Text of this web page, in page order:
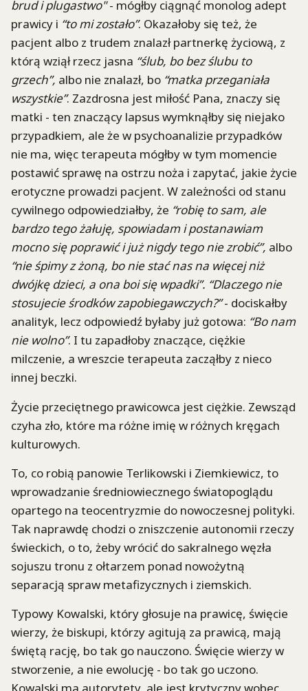
brud i plugastwo"- mógłby ciągnąć monolog adept
prawicy i “to mi zostało”. Okazałoby się też, że
pacjent albo z trudem znalazł partnerkę życiową, z
którą wziął rzecz jasna “ślub, bo bez ślubu to
grzech”, albo nie znalazł, bo “matka przeganiała
wszystkie”. Zazdrosna jest miłość Pana, znaczy się
matki - ten znaczący lapsus wymknąłby się niejako
przypadkiem, ale że w psychoanalizie przypadków
nie ma, więc terapeuta mógłby w tym momencie
postawić sprawę na ostrzu noża i zapytać, jakie życie
erotyczne prowadzi pacjent. W zależności od stanu
cywilnego odpowiedziałby, że “robię to sam, ale
bardzo tego żałuję, spowiadam i postanawiam
mocno się poprawić i już nigdy tego nie zrobić”, albo
“nie śpimy z żoną, bo nie stać nas na więcej niż
dwójkę dzieci, a ona boi się wpadki”. “Dlaczego nie
stosujecie środków zapobiegawczych?”- dociskałby
analityk, lecz odpowiedź byłaby już gotowa: “Bo nam
nie wolno”. I tu zapadłoby znaczące, ciężkie
milczenie, a wreszcie terapeuta zacząłby z nieco
innej beczki.
Życie przeciętnego prawicowca jest ciężkie. Zewsząd
czyha zło, które ma różne imię w różnych kręgach
kulturowych.
To, co robią panowie Terlikowski i Ziemkiewicz, to
wprowadzanie średniowiecznego światopoglądu
opartego na teocentryzmie do nowoczesnej polityki.
Tak naprawdę chodzi o zniszczenie autonomii rzeczy
świeckich, o to, żeby wrócić do sakralnego węzła
sojuszu tronu z ołtarzem ponad nowożytną
separacją spraw metafizycznych i ziemskich.
Typowy Kowalski, który głosuje na prawicę, święcie
wierzy, że biskupi, którzy agitują za prawicą, mają
świętą rację, bo tak go nauczono. Święcie wierzy w
stworzenie, a nie ewolucję - bo tak go uczono.